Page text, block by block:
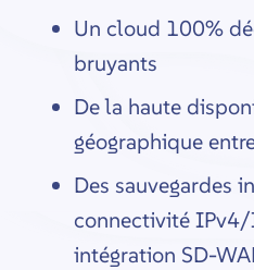
Un cloud 100%
bruyants
De la haute
géographique
Des sauvegardes
connectivité
intégration SD-